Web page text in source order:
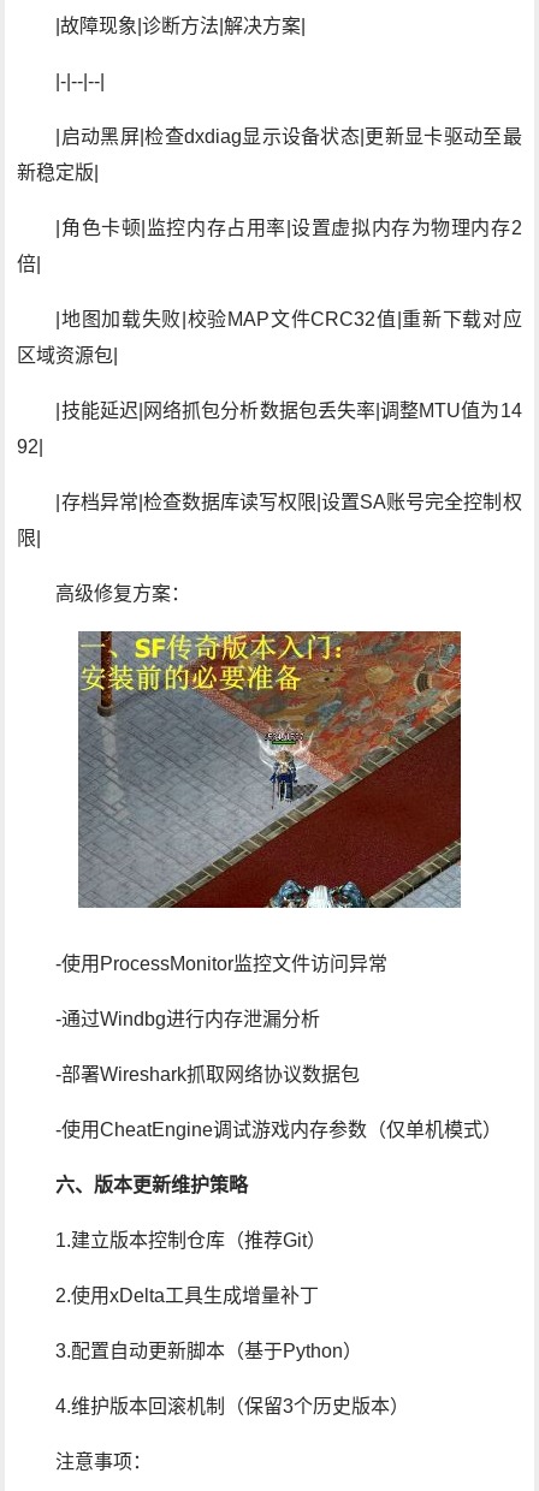
|故障现象|诊断方法|解决方案|
|-|--|--|
|启动黑屏|检查dxdiag显示设备状态|更新显卡驱动至最
新稳定版|
|角色卡顿|监控内存占用率|设置虚拟内存为物理内存2
倍|
|地图加载失败|校验MAP文件CRC32值|重新下载对应
区域资源包|
|技能延迟|网络抓包分析数据包丢失率|调整MTU值为14
92|
|存档异常|检查数据库读写权限|设置SA账号完全控制权
限|
高级修复方案：
-使用ProcessMonitor监控文件访问异常
-通过Windbg进行内存泄漏分析
-部署Wireshark抓取网络协议数据包
-使用CheatEngine调试游戏内存参数（仅单机模式）
六、版本更新维护策略
1.建立版本控制仓库（推荐Git）
2.使用xDelta工具生成增量补丁
3.配置自动更新脚本（基于Python）
4.维护版本回滚机制（保留3个历史版本）
注意事项：